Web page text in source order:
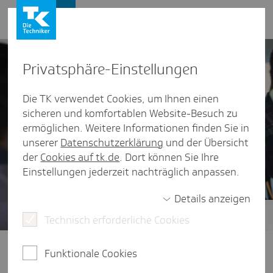
Endlich verständ­lich - Erklär­vi­deos
werden Fragen von Mitarbeitern der
Privat­sphäre-Einstel­lungen
Die TK verwendet Cookies, um Ihnen einen
sicheren und komfortablen Website-Besuch zu
ermöglichen. Weitere Informationen finden Sie in
unserer Datenschutzerklärung und der Übersicht
der Cookies auf tk.de. Dort können Sie Ihre
Einstellungen jederzeit nachträglich anpassen.
Details anzeigen
Technisch erforderliche Cookies
Funktionale Cookies